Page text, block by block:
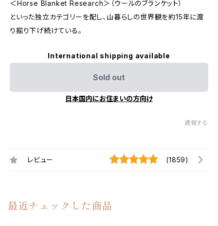
＜Horse Blanket Research＞（ウールのブランケット）
といった独立カテゴリーを配し、山暮らしの世界観を約15年に渡
り掘り下げ続けている。
International shipping available
Sold out
日本国内にお住まいの方向け
通報する
レビュー (1859)
最近チェックした商品